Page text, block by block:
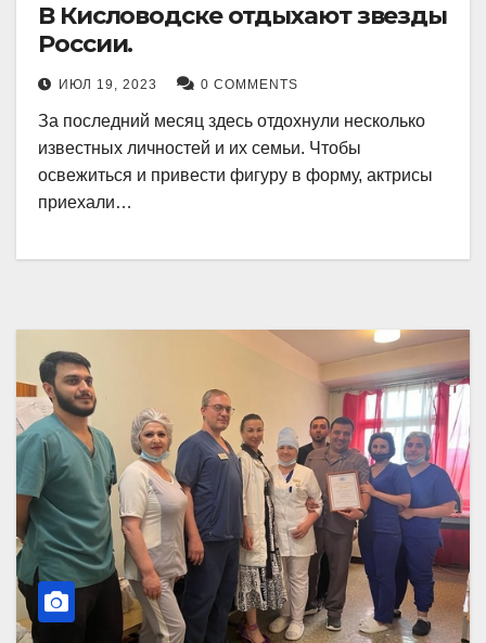
В Кисловодске отдыхают звезды
России.
ИЮЛ 19, 2023 0 COMMENTS
За последний месяц здесь отдохнули несколько
известных личностей и их семьи. Чтобы
освежиться и привести фигуру в форму, актрисы
приехали…